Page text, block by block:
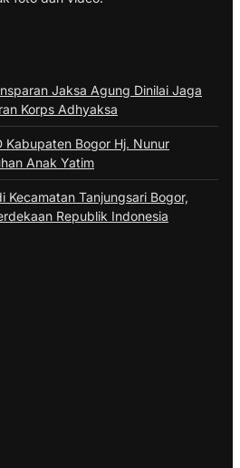
Jaksa Agung Dinilai Jaga
Korps Adhyaksa
Kabupaten Bogor Hj. Nunur
Anak Yatim
Kecamatan Tanjungsari Bogor,
Republik Indonesia